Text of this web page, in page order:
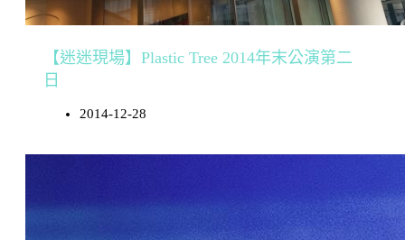
【迷迷現場】Plastic Tree 2014年末公演第二
日
2014-12-28